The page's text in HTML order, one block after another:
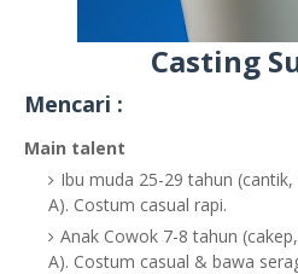
Casting
Mencari :
Main talent
Ibu muda 25-29 tahun
A). Costum casual rapi.
Anak Cowok 7-8 tahun
A). Costum casual & bawa